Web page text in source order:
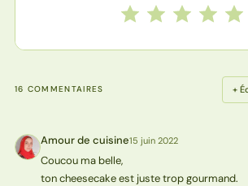
Notez cette recette
5
4
3 étoiles
2 étoiles
1 étoile
16 COMMENTAIRES +
AC Amour de cuisine15 juin 2022
Coucou ma belle,
ton cheesecake est juste trop gourmand.